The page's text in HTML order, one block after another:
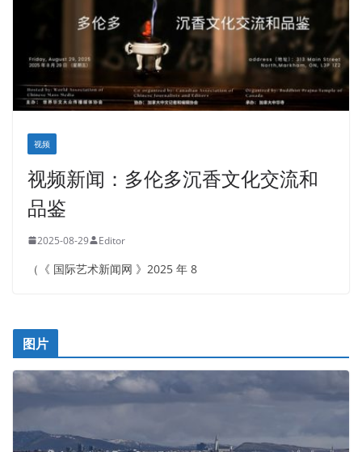
视频
视频新闻：多伦多沉香文化交流和
品鉴
2025-08-29 Editor
（《 国际艺术新闻网 》2025 年 8
图片